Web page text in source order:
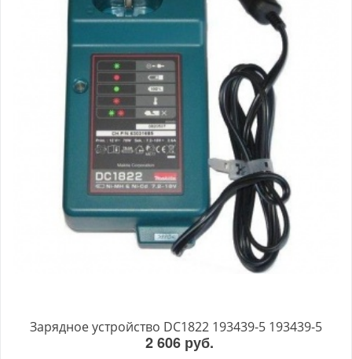
Зарядное устройство DC1822 193439-5 193439-5
2 606 руб.